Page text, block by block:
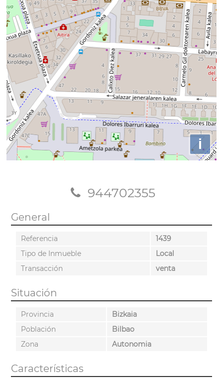
i
944702355
General
Referencia
1439
Tipo de Inmueble
Local
Transacción
venta
Situación
Provincia
Bizkaia
Población
Bilbao
Zona
Autonomia
Características